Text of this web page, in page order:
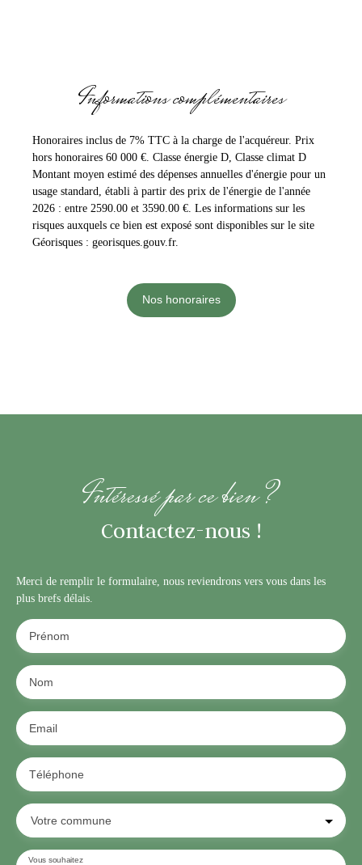
Informations complémentaires
Honoraires inclus de 7% TTC à la charge de l'acquéreur. Prix
hors honoraires 60 000 €. Classe énergie D, Classe climat D
Montant moyen estimé des dépenses annuelles d'énergie pour un
usage standard, établi à partir des prix de l'énergie de l'année
2026 : entre 2590.00 et 3590.00 €. Les informations sur les
risques auxquels ce bien est exposé sont disponibles sur le site
Géorisques : georisques.gouv.fr.
Nos honoraires
Intéressé par ce bien ?
Contactez-nous !
Merci de remplir le formulaire, nous reviendrons vers vous dans les
plus brefs délais.
Prénom
Nom
Email
Téléphone
Votre commune
Vous souhaitez